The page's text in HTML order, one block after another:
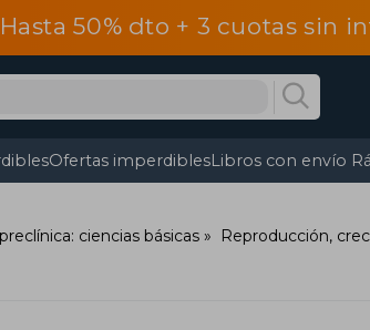
50% dto + 3 cuotas sin
Ofertas imperdiblesLibros con envío
ciencias básicas Reproducción,